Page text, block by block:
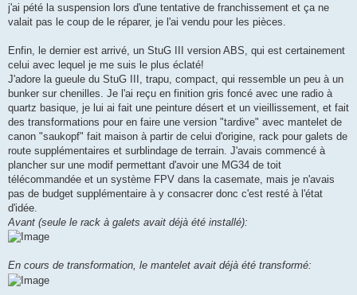
j'ai pété la suspension lors d'une tentative de franchissement et ça ne
valait pas le coup de le réparer, je l'ai vendu pour les pièces.
Enfin, le dernier est arrivé, un StuG III version ABS, qui est certainement
celui avec lequel je me suis le plus éclaté!
J'adore la gueule du StuG III, trapu, compact, qui ressemble un peu à un
bunker sur chenilles. Je l'ai reçu en finition gris foncé avec une radio à
quartz basique, je lui ai fait une peinture désert et un vieillissement, et fait
des transformations pour en faire une version "tardive" avec mantelet de
canon "saukopf" fait maison à partir de celui d'origine, rack pour galets de
route supplémentaires et surblindage de terrain. J'avais commencé à
plancher sur une modif permettant d'avoir une MG34 de toit
télécommandée et un système FPV dans la casemate, mais je n'avais
pas de budget supplémentaire à y consacrer donc c'est resté à l'état
d'idée.
Avant (seule le rack à galets avait déjà été installé):
En cours de transformation, le mantelet avait déjà été transformé: